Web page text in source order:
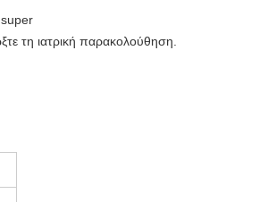
τη ιατρική παρακολούθηση.